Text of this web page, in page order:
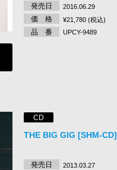
発売日 2016.06.29
価 格 ¥21,780 (税込)
品 番 UPCY-9489
CD
THE BIG GIG [SHM-CD]
発売日 2013.03.27